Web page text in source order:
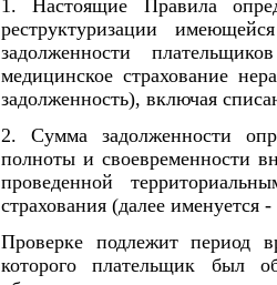
1. Настоящие Правила
реструктуризации
задолженности
медицинское страхование
задолженность), включая
2. Сумма задолженности
полноты и своевременности
проведенной
страхования (далее именуется
Проверке подлежит период
которого плательщик был